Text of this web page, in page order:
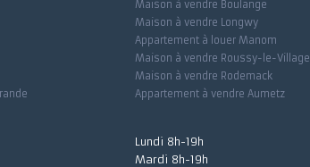
Maison à vendre Boulange
Maison à vendre Longwy
Appartement à louer Manom
Maison à vendre Roussy-le-Village
Maison à vendre Rodemack
Appartement à vendre Aumetz
Lundi 8h-19h
Mardi 8h-19h